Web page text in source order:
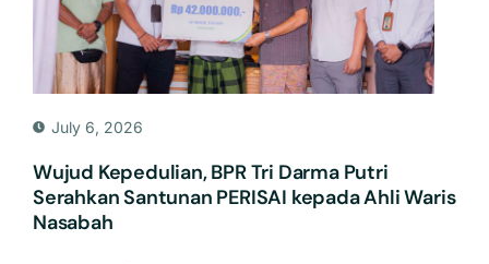
July 6, 2026
Wujud Kepedulian, BPR Tri Darma Putri
Serahkan Santunan PERISAI kepada Ahli Waris
Nasabah